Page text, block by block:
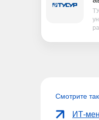
Смотрите
ИТ-